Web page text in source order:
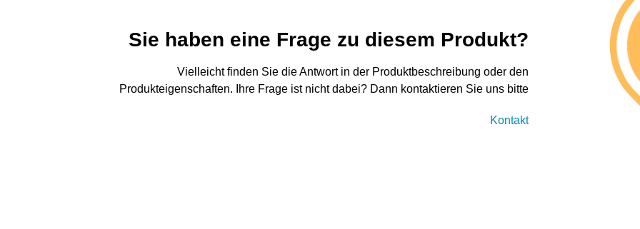
Sie haben eine Frage zu diesem Produkt?
Vielleicht finden Sie die Antwort in der Produktbeschreibung oder den
Produkteigenschaften. Ihre Frage ist nicht dabei? Dann kontaktieren Sie uns bitte
Kontakt